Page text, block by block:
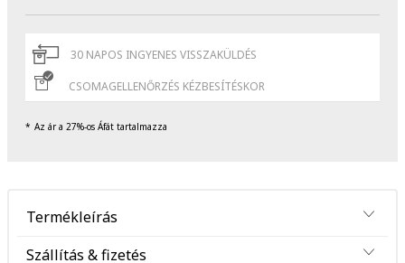
30 NAPOS INGYENES VISSZAKÜLDÉS
CSOMAGELLENŐRZÉS KÉZBESÍTÉSKOR
Az ár a 27%-os Áfát tartalmazza
Termékleírás
Szállítás & fizetés